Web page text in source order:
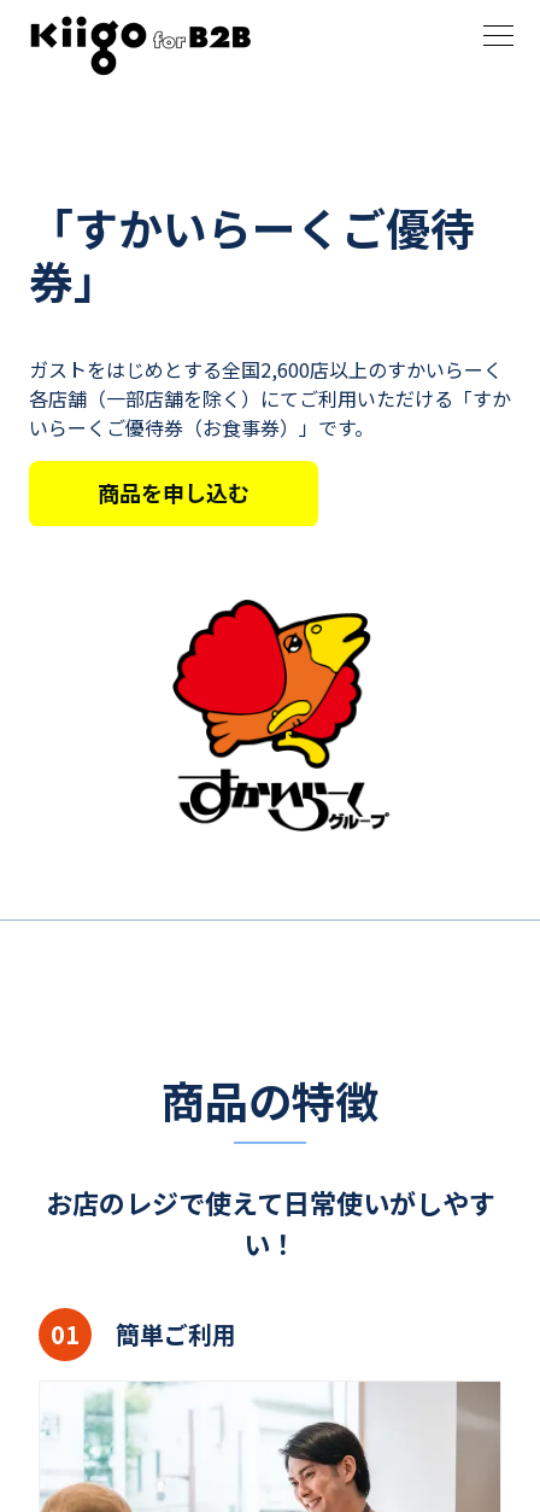
「すかいらーくご優待
券」
ガストをはじめとする全国2,600店以上のすかいらーく
各店舗（一部店舗を除く）にてご利用いただける「すか
いらーくご優待券（お食事券）」です。
商品の特徴
お店のレジで使えて日常使いがしやす
い！
簡単ご利用